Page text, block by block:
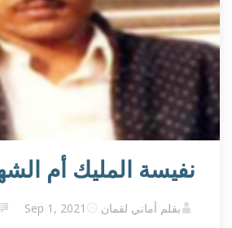
نفيسة المليك أم
بقلم أماني لقمان Sep 1, 2021